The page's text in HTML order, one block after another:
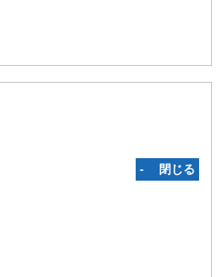
‐ 閉じる